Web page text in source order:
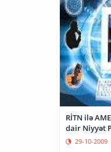
RİTN ilə
dair Niyyət
29-10-2009